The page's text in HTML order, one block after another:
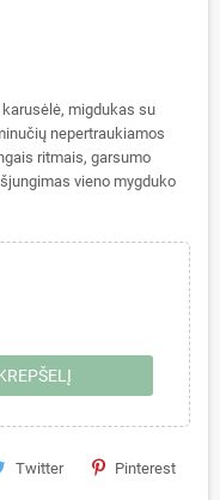
migdukas su
nepertraukiamos
ritmais, garsumo
vieno mygduko
Twitter Pinterest